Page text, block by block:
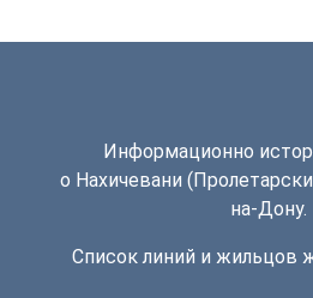
Информационно
о Нахичевани
на-Дону.
Список линий и жильцов